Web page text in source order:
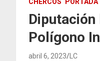
CHERCOS PORTADA
Polígono
abril 6, 2023 LC